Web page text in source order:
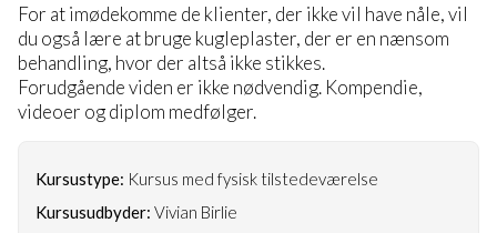
For at imødekomme de klienter, der ikke vil have nåle, vil
du også lære at bruge kugleplaster, der er en nænsom
behandling, hvor der altså ikke stikkes.
Forudgående viden er ikke nødvendig. Kompendie,
videoer og diplom medfølger.
Kursustype: Kursus med fysisk tilstedeværelse
Kursusudbyder: Vivian Birlie